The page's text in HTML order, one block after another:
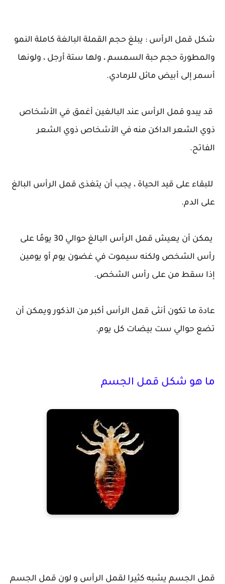
شكل قمل الرأس : يبلغ حجم القملة البالغة كاملة النمو
والمطورة حجم حبة السمسم ، ولها ستة أرجل ، ولونها
أسمر إلى أبيض مائل للرمادي.
قد يبدو قمل الرأس عند البالغين أغمق في الأشخاص
ذوي الشعر الداكن منه في الأشخاص ذوي الشعر
الفاتح.
للبقاء على قيد الحياة ، يجب أن يتغذى قمل الرأس البالغ
على الدم.
يمكن أن يعيش قمل الرأس البالغ حوالي 30 يومًا على
رأس الشخص ولكنه سيموت في غضون يوم أو يومين
إذا سقط من على رأس الشخص.
عادة ما تكون أنثى قمل الرأس أكبر من الذكور ويمكن أن
تضع حوالي ست بيضات كل يوم.
ما هو شكل قمل الجسم
قمل الجسم يشبه كثيرا لقمل الرأس و لون قمل الجسم